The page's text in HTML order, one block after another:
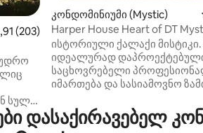
შეფასებაა 5‑დან 4,91, 203
(203)
სულ
კონდომინიუმი (Mystic)
Harper House Heart of DT
Getaway
ისტორიული ქალაქი მისტიკი.
იდეალურად
საცხოვრებელი
იმართება და სასიამოვნო
ნაბიჯშია Deep Water Marinas,
რესტორნები, მათ შორის,